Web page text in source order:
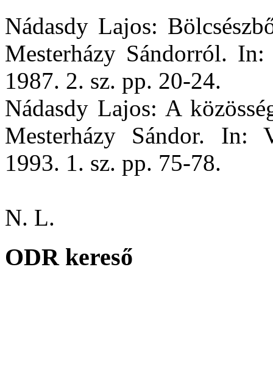
Nádasdy Lajos:
Mesterházy Sándorról.
1987. 2. sz. pp. 20-24.
Nádasdy Lajos: A
Mesterházy Sándor. In:
1993. 1. sz. pp. 75-78.
N. L.
ODR kereső